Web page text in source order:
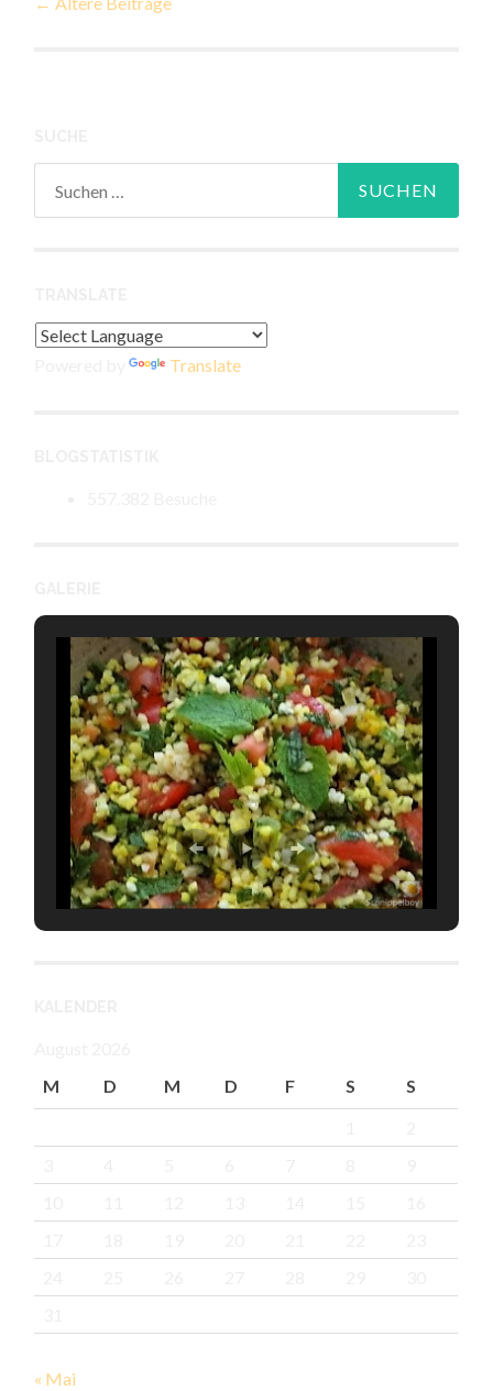
Powered by Translate
M
D M D F S
S
« Mai